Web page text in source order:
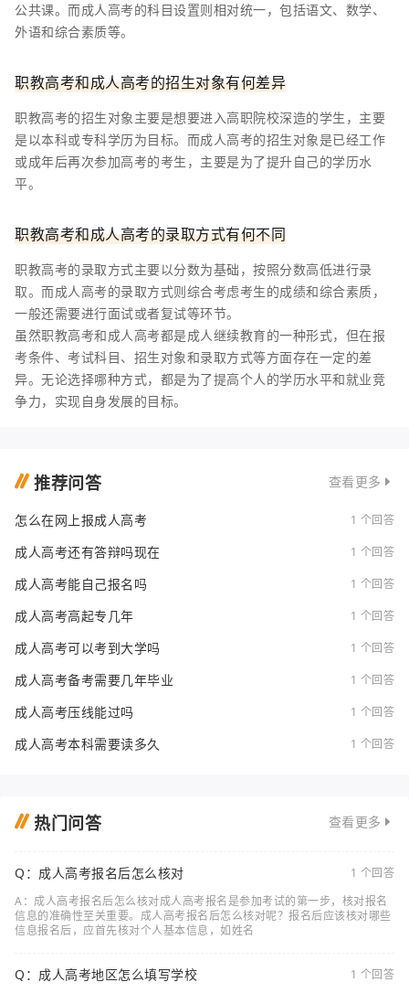
公共课。而成人高考的科目设置则相对统一，包括语文、数学、
外语和综合素质等。
职教高考和成人高考的招生对象有何差异
职教高考的招生对象主要是想要进入高职院校深造的学生，主要
是以本科或专科学历为目标。而成人高考的招生对象是已经工作
或成年后再次参加高考的考生，主要是为了提升自己的学历水
平。
职教高考和成人高考的录取方式有何不同
职教高考的录取方式主要以分数为基础，按照分数高低进行录
取。而成人高考的录取方式则综合考虑考生的成绩和综合素质，
一般还需要进行面试或者复试等环节。
虽然职教高考和成人高考都是成人继续教育的一种形式，但在报
考条件、考试科目、招生对象和录取方式等方面存在一定的差
异。无论选择哪种方式，都是为了提高个人的学历水平和就业竞
争力，实现自身发展的目标。
推荐问答 查看更多
怎么在网上报成人高考 1 个回答
成人高考还有答辩吗现在 1 个回答
成人高考能自己报名吗 1 个回答
成人高考高起专几年 1 个回答
成人高考可以考到大学吗 1 个回答
成人高考备考需要几年毕业 1 个回答
成人高考压线能过吗 1 个回答
成人高考本科需要读多久 1 个回答
热门问答 查看更多
Q：成人高考报名后怎么核对
1 个回答
A：成人高考报名后怎么核对成人高考报名是参加考试的第一步，核对报名
信息的准确性至关重要。成人高考报名后怎么核对呢？报名后应该核对哪些
信息报名后，应首先核对个人基本信息，如姓名
Q：成人高考地区怎么填写学校 1 个回答